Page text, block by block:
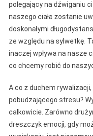
polegający na dźwiganiu
naszego ciała zostanie
doskonałymi
ze względu na sylwetkę.
inaczej wpływa na nasze
co chcemy robić do
A co z duchem
pobudzającego stresu?
całkowicie. Zarówno
dreszczyk emocji, gdy